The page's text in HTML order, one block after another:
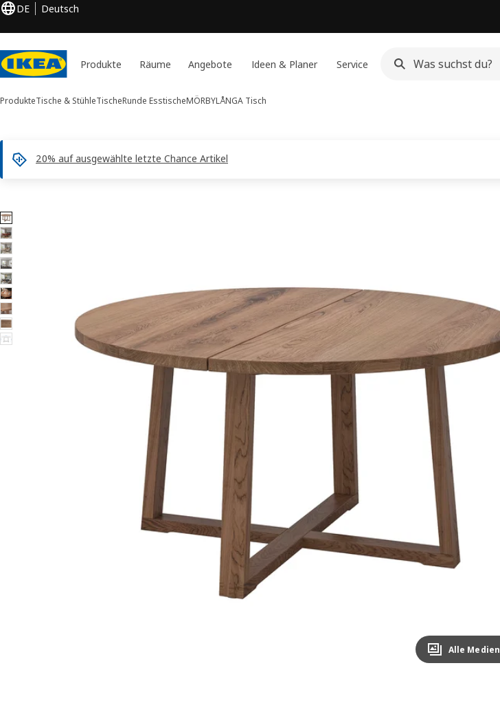
DE Deutsch
Produkte Räume Angebote Ideen & Planer Service
ProdukteTische & StühleTischeRunde EsstischeMÖRBYLÅNGA Tisch
20% auf ausgewählte letzte Chance Artikel
9 MÖRBYLÅNGA -Bilder
Image zoomed out, normal view
Alle Medien